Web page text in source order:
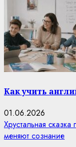
Как учить
01.06.2026
Хрустальная
меняют сознание